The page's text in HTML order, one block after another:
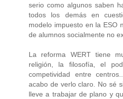
serio como algunos saben
todos los demás en
modelo impuesto en la ESO
de alumnos socialmente no
La reforma WERT tiene
religión, la filosofía, el
competividad entre
acabo de verlo claro. No sé
lleve a trabajar de plano y